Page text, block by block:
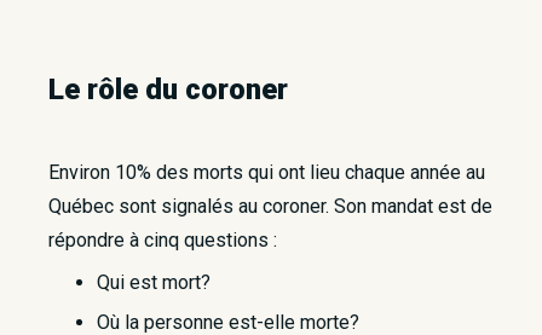
Le rôle du coroner
Environ 10% des morts qui ont lieu chaque année au
Québec sont signalés au coroner. Son mandat est de
répondre à cinq questions :
Qui est mort?
Où la personne est-elle morte?